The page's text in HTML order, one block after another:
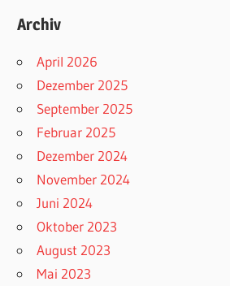
Archiv
April 2026
Dezember 2025
September 2025
Februar 2025
Dezember 2024
November 2024
Juni 2024
Oktober 2023
August 2023
Mai 2023